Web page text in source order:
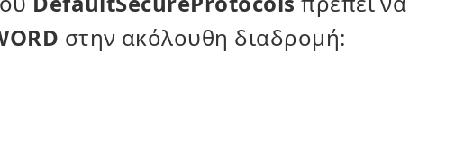
στην ακόλουθη διαδρομή: